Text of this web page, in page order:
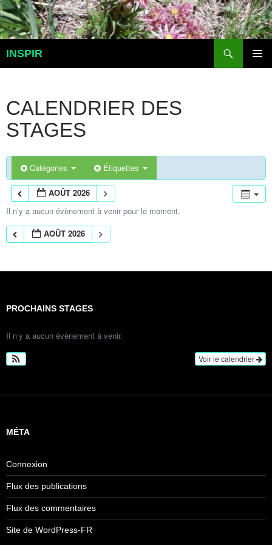
Aller
au
contenu
INSPIR
CALENDRIER DES
STAGES
Catégories Étiquettes
AOÛT 2026
Il n’y a aucun évènement à venir pour le moment.
AOÛT 2026
PROCHAINS STAGES
Il n’y a aucun évènement à venir.
Voir le calendrier
MÉTA
Connexion
Flux des publications
Flux des commentaires
Site de WordPress-FR